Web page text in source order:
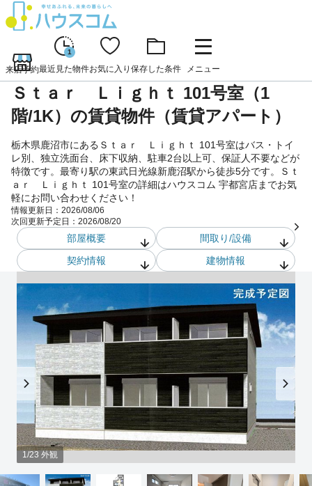
来店予約
1
最近見た物件お気に入り 保存した条件 メニュー
Ｓｔａｒ Ｌｉｇｈｔ 101号室（1
階/1K）の賃貸物件（賃貸アパート）
栃木県鹿沼市にあるＳｔａｒ Ｌｉｇｈｔ 101号室はバス・トイ
レ別、独立洗面台、床下収納、駐車2台以上可、保証人不要などが
特徴です。最寄り駅の東武日光線新鹿沼駅から徒歩5分です。Ｓｔ
ａｒ Ｌｉｇｈｔ 101号室の詳細はハウスコム 宇都宮店までお気
軽にお問い合わせください！
情報更新日： 2026/08/06
次回更新予定日： 2026/08/20
部屋概要
間取り/設備
契約情報
建物情報
1/23 外観